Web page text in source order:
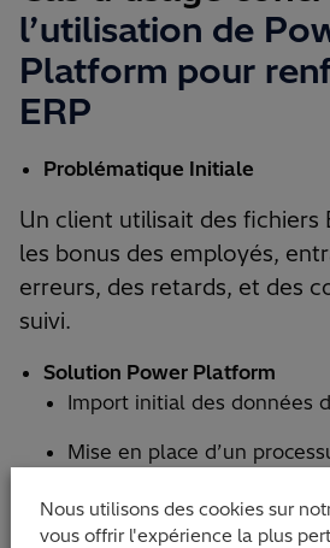
l’utilisation de
Platform pour
ERP
Problématique Initiale
Un client utilisait des fichiers
les bonus des employés,
erreurs, des retards, et des
suivi.
Solution Power Platform
Import initial des données
Mise en place d’un
Portail pour les managers
Nous utilisons des cookies sur
vous offrir l'expérience la plus